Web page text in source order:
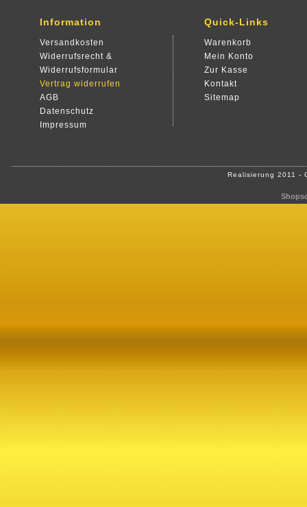
Information
Versandkosten
Widerrufsrecht &
Widerrufsformular
Vertrag widerrufen
AGB
Datenschutz
Impressum
Quick-Links
Warenkorb
Mein Konto
Zur Kasse
Kontakt
Sitemap
Realisierung 2011 -